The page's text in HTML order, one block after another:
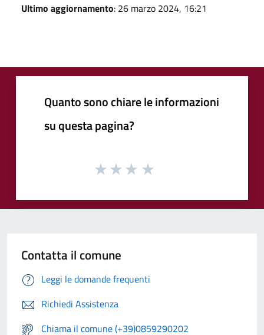
Ultimo aggiornamento: 26 marzo 2024, 16:21
Quanto sono chiare le informazioni
su questa pagina?
Contatta il comune
Leggi le domande frequenti
Richiedi Assistenza
Chiama il comune (+39)0859290202